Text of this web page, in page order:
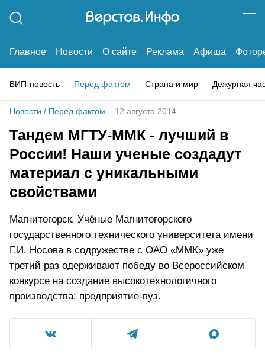
Главное Новости О сайте Реклама Афиша
ВИП-новость Перед фактом Страна и мир Дежурная
Новости / Перед фактом 12 августа 2014
Тандем МГТУ-ММК - лучший в
России! Наши ученые создадут
материал с уникальными
свойствами
Магнитогорск. Учёные Магнитогорского
государственного технического университета имени
Г.И. Носова в содружестве с ОАО «ММК» уже
третий раз одерживают победу во Всероссийском
конкурсе на создание высокотехнологичного
производства: предприятие-вуз.